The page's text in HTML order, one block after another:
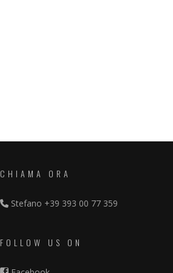
CHIAMA ORA
Stefano +39 393 00 77 359
FOLLOW US ON